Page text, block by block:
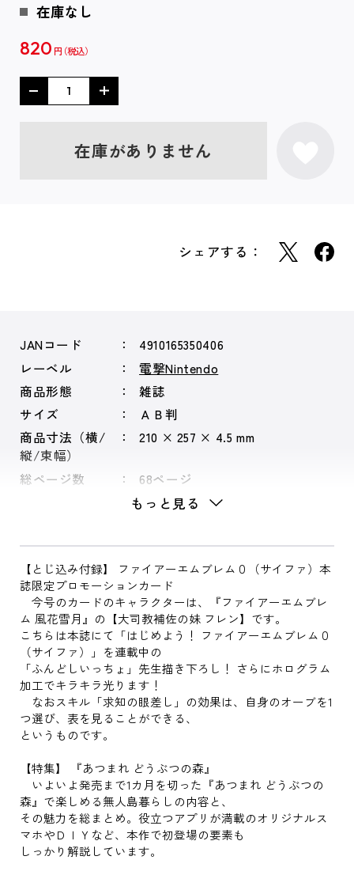
在庫なし
820 円
在庫がありません
シェアする：
JANコード
4910165350406
レーベル
電撃Nintendo
商品形態
雑誌
サイズ
ＡＢ判
商品寸法（横/
縦/束幅）
210 × 257 × 4.5 mm
総ページ数 68ページ
もっと見る
【とじ込み付録】 ファイアーエムブレム０（サイファ）本
誌限定プロモーションカード
今号のカードのキャラクターは、『ファイアーエムブレ
ム 風花雪月』の【大司教補佐の妹 フレン】です。
こちらは本誌にて「はじめよう！ ファイアーエムブレム０
（サイファ）」を連載中の
「ふんどしいっちょ」先生描き下ろし！ さらにホログラム
加工でキラキラ光ります！
なおスキル「求知の眼差し」の効果は、自身のオーブを1
つ選び、表を見ることができる、
というものです。
【特集】 『あつまれ どうぶつの森』
いよいよ発売まで1カ月を切った『あつまれ どうぶつの
森』で楽しめる無人島暮らしの内容と、
その魅力を総まとめ。役立つアプリが満載のオリジナルス
マホやＤＩＹなど、本作で初登場の要素も
しっかり解説しています。